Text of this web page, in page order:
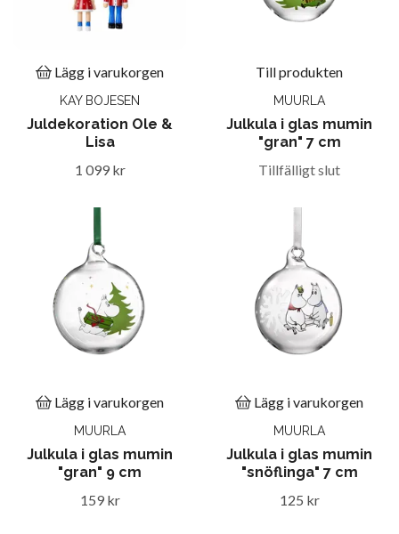
Lägg i varukorgen
KAY BOJESEN
Juldekoration Ole &
Lisa
1 099 kr
Till produkten
MUURLA
Julkula i glas mumin
"gran" 7 cm
Tillfälligt slut
Lägg i varukorgen
MUURLA
Julkula i glas mumin
"gran" 9 cm
159 kr
Lägg i varukorgen
MUURLA
Julkula i glas mumin
"snöflinga" 7 cm
125 kr